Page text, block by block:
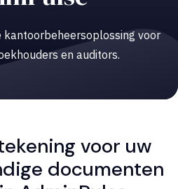
kantoorbeheersoplossing voor
en auditors.
voor uw
documenten